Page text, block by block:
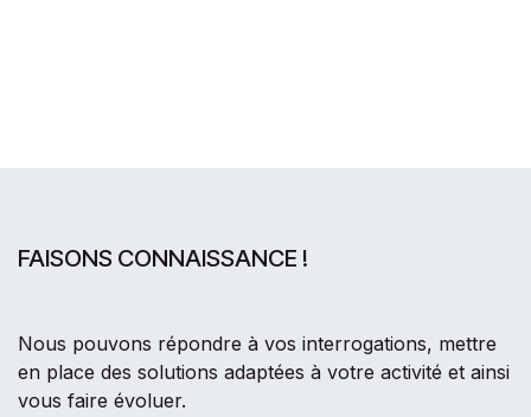
FAISONS CONNAISSANCE !
Nous pouvons répondre à vos interrogations, mettre
en place des solutions adaptées à votre activité et ainsi
vous faire évoluer.